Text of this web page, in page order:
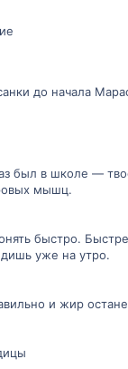
до начала
был в школе —
мышц.
быстро.
уже на утро.
и жир